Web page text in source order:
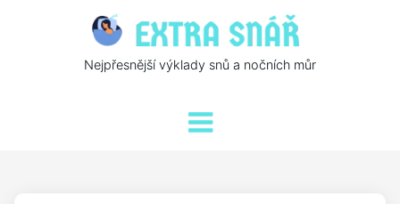
Nejpřesnější výklady snů a nočních můr